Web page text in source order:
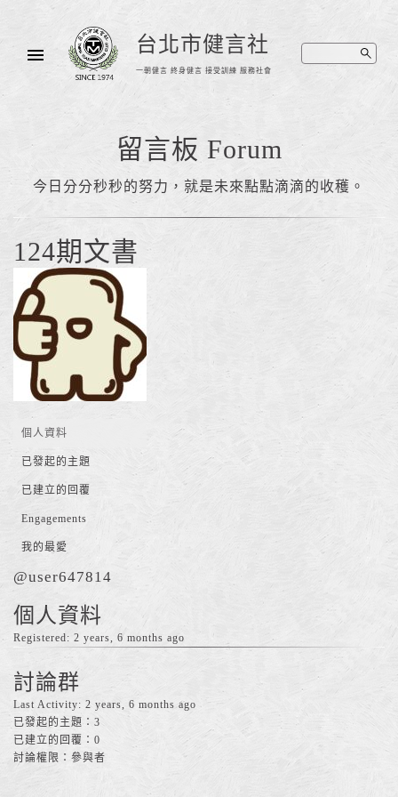
台北市健言社
一朝健言 終身健言 接受訓練 服務社會
留言板 Forum
今日分分秒秒的努力，就是未來點點滴滴的收穫。
124期文書
個人資料
已發起的主題
已建立的回覆
Engagements
我的最愛
@user647814
個人資料
Registered: 2 years, 6 months ago
討論群
Last Activity: 2 years, 6 months ago
已發起的主題：3
已建立的回覆：0
討論權限：參與者